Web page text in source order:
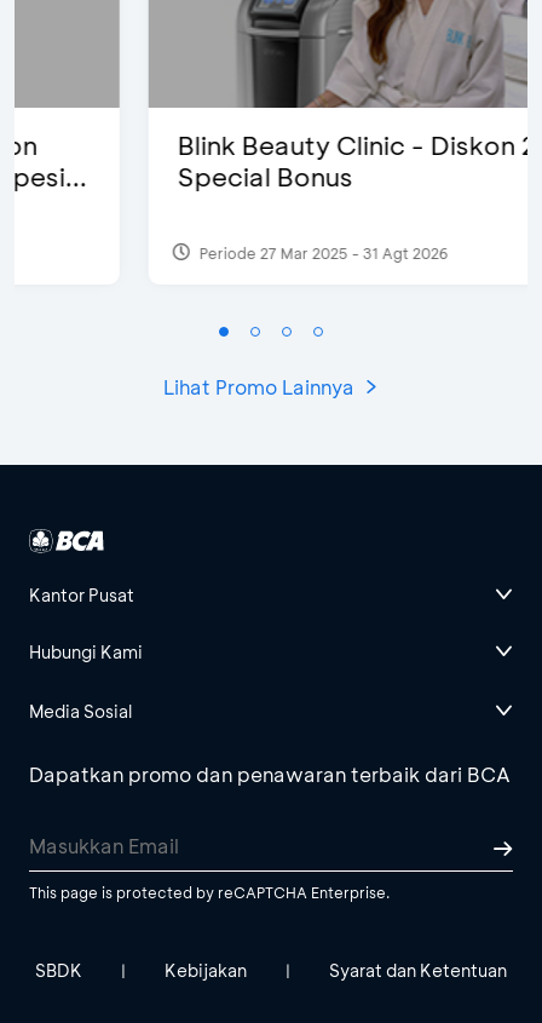
Blink Beauty Clinic - Diskon 25% &
Special Bonus
Periode 27 Mar 2025 - 31 Agt 2026
Lihat Promo Lainnya
Kantor Pusat
Hubungi Kami
Media Sosial
Dapatkan promo dan penawaran terbaik dari BCA
This page is protected by reCAPTCHA Enterprise.
SBDK | Kebijakan | Syarat dan Ketentuan